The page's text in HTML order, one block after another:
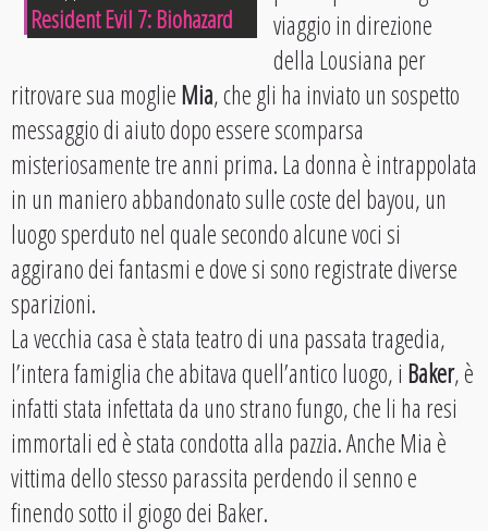
Resident Evil 7: Biohazard
viaggio in direzione
della Lousiana per
ritrovare sua moglieMia, che gli ha inviato un sospetto
messaggio di aiuto dopo essere scomparsa
misteriosamente tre anni prima. La donna è intrappolata
in un maniero abbandonato sulle coste del bayou, un
luogo sperduto nel quale secondo alcune voci si
aggirano dei fantasmi e dove si sono registrate diverse
sparizioni.
La vecchia casa è stata teatro di una passata tragedia,
l’intera famiglia che abitava quell’antico luogo, i Baker, è
infatti stata infettata da uno strano fungo, che li ha resi
immortali ed è stata condotta alla pazzia. Anche Mia è
vittima dello stesso parassita perdendo il senno e
finendo sotto il giogo dei Baker.